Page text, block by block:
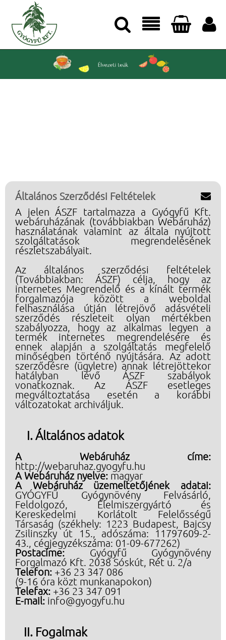




Általános Szerződési Feltételek 
A jelen ÁSZF tartalmazza a Gyógyfű Kft.
webáruházának (továbbiakban Webáruház)
használatának valamint az általa nyújtott
szolgáltatások megrendelésének
részletszabályait.
Az általános szerződési feltételek
(Továbbiakban: ÁSZF) célja, hogy az
internetes Megrendelő és a kínált termék
forgalmazója között a weboldal
felhasználása útján létrejövő adásvételi
szerződés részleteit olyan mértékben
szabályozza, hogy az alkalmas legyen a
termék internetes megrendelésére és
ennek alapján a szolgáltatás megfelelő
minőségben történő nyújtására. Az adott
szerződésre (ügyletre) annak létrejöttekor
hatályban lévő ÁSZF szabályok
vonatkoznak. Az ÁSZF esetleges
megváltoztatása esetén a korábbi
változatokat archiváljuk.
Általános adatok
A Webáruház címe:
http://webaruhaz.gyogyfu.hu
A Webáruház nyelve: magyar
A Webáruház üzemeltetőjének adatai:
GYÓGYFŰ Gyógynövény Felvásárló,
Feldolgozó, Élelmiszergyártó és
Kereskedelmi Korlátolt Felelősségű
Társaság (székhely: 1223 Budapest, Bajcsy
Zsilinszky út 15., adószáma: 11797609-2-
43., cégjegyzékszáma: 01-09-677262)
Postacíme:Gyógyfű Gyógynövény
Forgalmazó Kft. 2038 Sóskút, Rét u. 2/a
Telefon: +36 23 347 086
(9-16 óra közt munkanapokon)
Telefax: +36 23 347 091
E-mail: info@gyogyfu.hu
Fogalmak